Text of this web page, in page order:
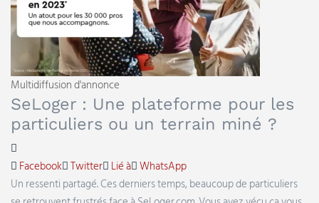
Multidiffusion d'annonce
SeLoger : Une plateforme pour les
particuliers ou un terrain miné ?
Facebook Twitter Lié à WhatsApp
Un ressenti partagé. Ces derniers temps, beaucoup de particuliers